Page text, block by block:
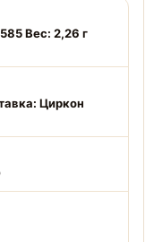
Вес: 2,26 г
Циркон